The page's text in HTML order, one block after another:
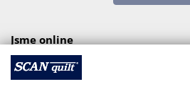
Jsme online